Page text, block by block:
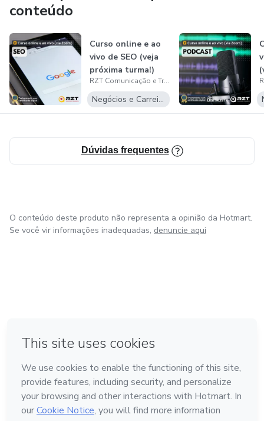
- Escola Digitalista: www.escola.digitalista.com.br |
contato@digitalista.com.br
- RZT Comunicação e Treinamentos:
www.rztcomunicacao.com.br |
contato@rztcomunicacao.com.br
conteúdo
Curso online e ao
vivo de SEO (veja
próxima turma!)
RZT Comunicação e Treinamentos
Negócios e Carreira
Dúvidas frequentes
O conteúdo deste produto não representa a opinião da Hotmart.
Se você vir informações inadequadas, denuncie aqui
Feito com ❤ em Bogotá
Conheça a Hotmart